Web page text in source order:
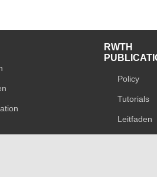
RWTH
Policy
Tutorials
Leitfaden